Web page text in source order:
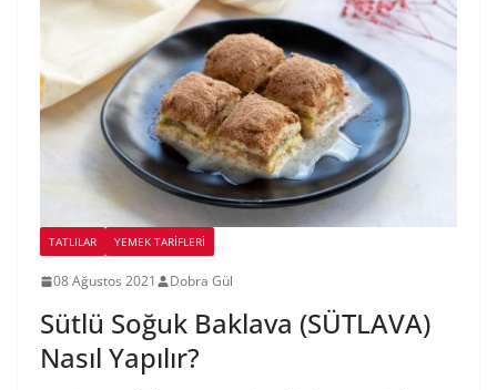
TATLILAR YEMEK TARİFLERİ
08 Ağustos 2021 Dobra Gül
Sütlü Soğuk Baklava (SÜTLAVA)
Nasıl Yapılır?